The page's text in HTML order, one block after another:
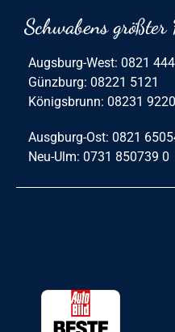
Schwabens
Augsburg-West: 0821
Günzburg: 08221 5121
Königsbrunn: 08231
Ausgburg-Ost: 0821
Neu-Ulm: 0731 850739 0